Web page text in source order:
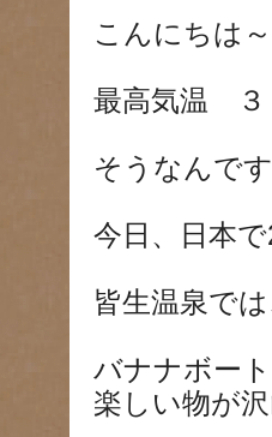
こんにちは～
最高気温 ３
そうなんです
今日、日本
皆生温泉で
バナナボー
楽しい物が